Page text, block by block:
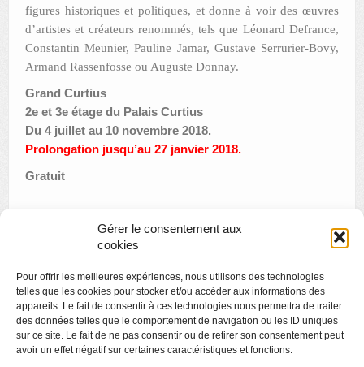
Gérer le consentement aux
cookies
Pour offrir les meilleures expériences, nous utilisons des technologies
telles que les cookies pour stocker et/ou accéder aux informations des
appareils. Le fait de consentir à ces technologies nous permettra de traiter
des données telles que le comportement de navigation ou les ID uniques
sur ce site. Le fait de ne pas consentir ou de retirer son consentement peut
avoir un effet négatif sur certaines caractéristiques et fonctions.
figures historiques et politiques, et donne à voir des œuvres
d’artistes et créateurs renommés, tels que Léonard Defrance,
Constantin Meunier, Pauline Jamar, Gustave Serrurier-Bovy,
Armand Rassenfosse ou Auguste Donnay.
Grand Curtius
2e et 3e étage du Palais Curtius
Du 4 juillet au 10 novembre 2018.
Prolongation jusqu’au 27 janvier 2018.
Gratuit
Tous les chemins mènent à Rome & Nocturne de « Viva
Exposition Willy Gasquis (1926-2014), peintures et dessins
Copyright